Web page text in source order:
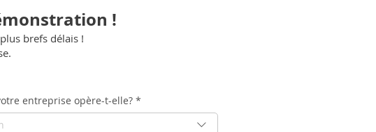
!
brefs délais !
entreprise opère-t-elle? *